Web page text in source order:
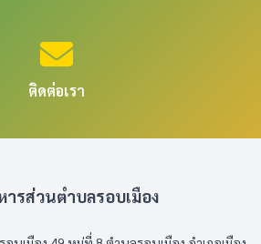
ติดต่อเรา
ารส่วนตำบลรอบเมือง